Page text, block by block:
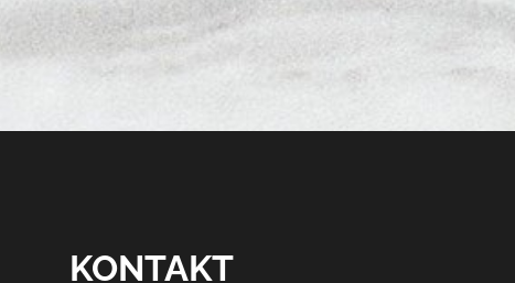
KONTAKT